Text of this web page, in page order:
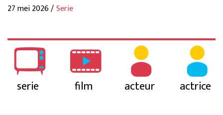
27 mei 2026 /Serie
serie film acteur actrice